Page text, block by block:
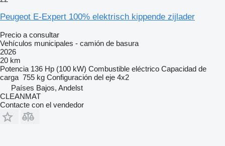
Peugeot E-Expert 100% elektrisch kippende zijlader
Precio a consultar
Vehículos municipales - camión de basura
2026
20 km
Potencia 136 Hp (100 kW) Combustible eléctrico Capacidad de
carga 755 kg Configuración del eje 4x2
Países Bajos, Andelst
CLEANMAT
Contacte con el vendedor